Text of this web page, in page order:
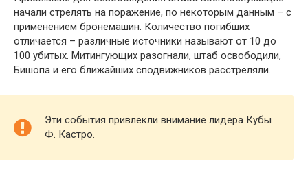
начали стрелять на поражение, по некоторым данным – с
применением бронемашин. Количество погибших
отличается – различные источники называют от 10 до
100 убитых. Митингующих разогнали, штаб освободили,
Бишопа и его ближайших сподвижников расстреляли.
Эти события привлекли внимание лидера Кубы
Ф. Кастро.